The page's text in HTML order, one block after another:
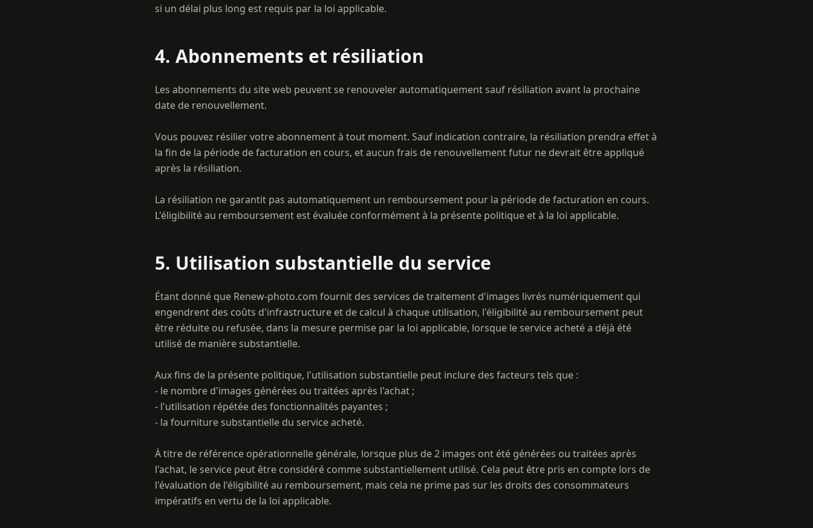
4. Abonnements et résiliation
Les abonnements du site web peuvent se renouveler automatiquement sauf résiliation avant la prochaine
date de renouvellement.
Vous pouvez résilier votre abonnement à tout moment. Sauf indication contraire, la résiliation prendra effet à
la fin de la période de facturation en cours, et aucun frais de renouvellement futur ne devrait être appliqué
après la résiliation.
La résiliation ne garantit pas automatiquement un remboursement pour la période de facturation en cours.
5. Utilisation substantielle du service
Étant donné que Renew-photo.com fournit des services de traitement d'images livrés numériquement qui
engendrent des coûts d'infrastructure et de calcul à chaque utilisation, l'éligibilité au remboursement peut
être réduite ou refusée, dans la mesure permise par la loi applicable, lorsque le service acheté a déjà été
utilisé de manière substantielle.
Aux fins de la présente politique, l'utilisation substantielle peut inclure des facteurs tels que :
- le nombre d'images générées ou traitées après l'achat ;
- l'utilisation répétée des fonctionnalités payantes ;
- la fourniture substantielle du service acheté.
À titre de référence opérationnelle générale, lorsque plus de 2 images ont été générées ou traitées après
l'achat, le service peut être considéré comme substantiellement utilisé. Cela peut être pris en compte lors de
l'évaluation de l'éligibilité au remboursement, mais cela ne prime pas sur les droits des consommateurs